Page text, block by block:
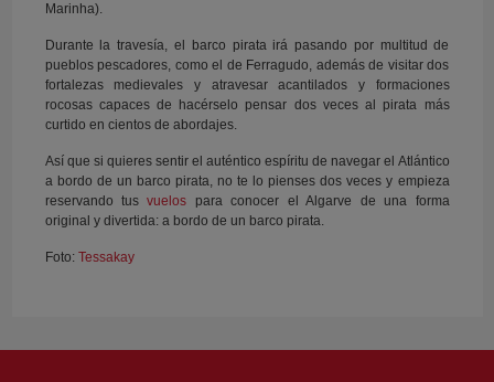
Marinha).
Durante la travesía, el barco pirata irá pasando por multitud de
pueblos pescadores, como el de Ferragudo, además de visitar dos
fortalezas medievales y atravesar acantilados y formaciones
rocosas capaces de hacérselo pensar dos veces al pirata más
curtido en cientos de abordajes.
Así que si quieres sentir el auténtico espíritu de navegar el Atlántico
a bordo de un barco pirata, no te lo pienses dos veces y empieza
reservando tusvuelos para conocer el Algarve de una forma
original y divertida: a bordo de un barco pirata.
Foto: Tessakay